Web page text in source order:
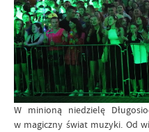
W minioną niedzielę
w magiczny świat muzyki. Od